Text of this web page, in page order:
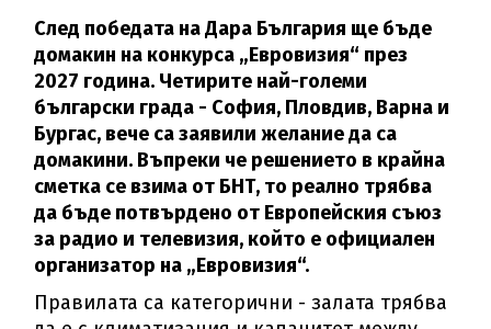
След победата на Дара България ще бъде
домакин на конкурса „Евровизия“ през
2027 година. Четирите най-големи
български града - София, Пловдив, Варна и
Бургас, вече са заявили желание да са
домакини. Въпреки че решението в крайна
сметка се взима от БНТ, то реално трябва
да бъде потвърдено от Европейския съюз
за радио и телевизия, който е официален
организатор на „Евровизия“.
Правилата са категорични - залата трябва